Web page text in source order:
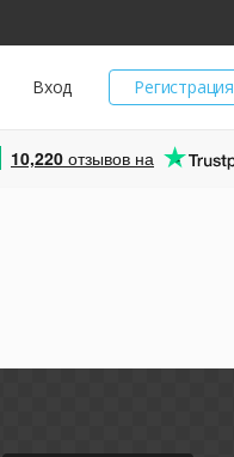
Регистрация
Вход
10,220 отзывов на